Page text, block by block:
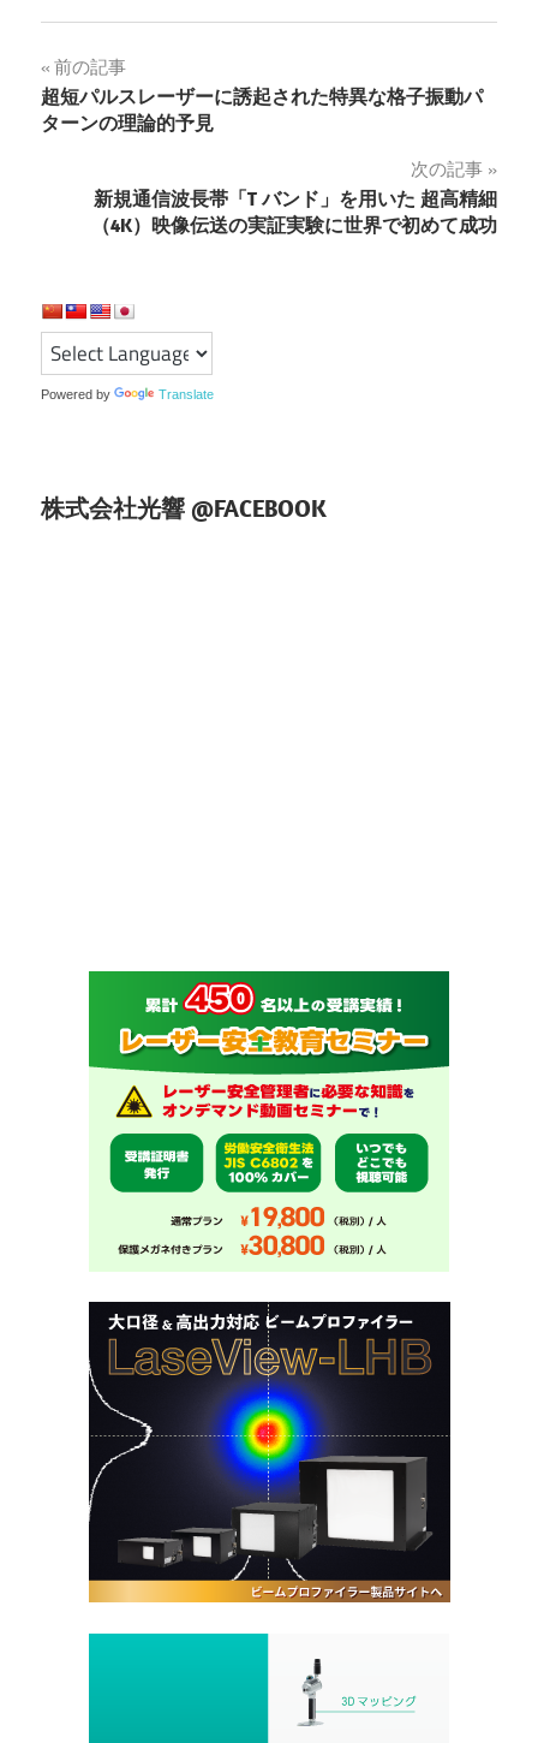
投
稿
ー
シ
ョ
前の記事
超短パルスレーザーに誘起された特異な格子振動パ
ターンの理論的予見
次の記事
新規通信波長帯「T バンド」を用いた 超高精細
（4K）映像伝送の実証実験に世界で初めて成功
Powered by Translate
株式会社光響 @FACEBOOK